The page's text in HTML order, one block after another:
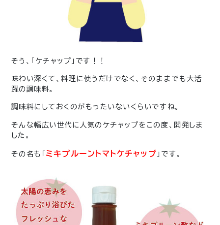
そう、「ケチャップ」です！！
味わい深くて、料理に使うだけでなく、そのままでも大活
躍の調味料。
調味料にしておくのがもったいないくらいですね。
そんな幅広い世代に人気のケチャップをこの度、開発しま
した。
その名も「 ミキプルーントマトケチャップ 」です。